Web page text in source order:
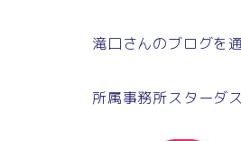
滝口さんのブログを
所属事務所スターダ